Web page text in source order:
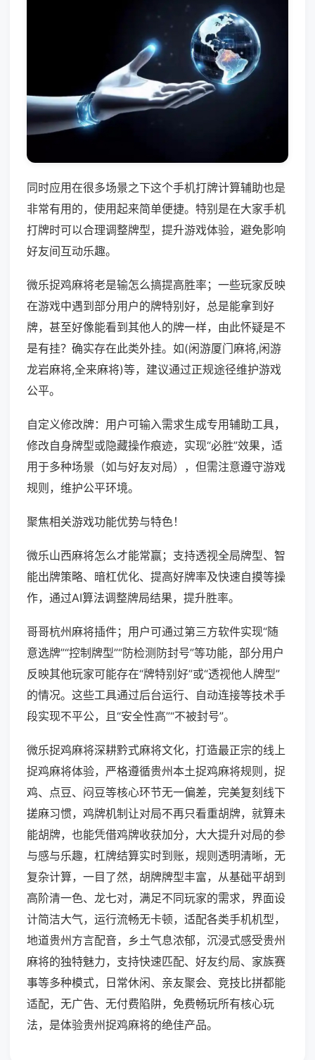
同时应用在很多场景之下这个手机打牌计算辅助也是
非常有用的，使用起来简单便捷。特别是在大家手机
打牌时可以合理调整牌型，提升游戏体验，避免影响
好友间互动乐趣。
微乐捉鸡麻将老是输怎么搞提高胜率；一些玩家反映
在游戏中遇到部分用户的牌特别好，总是能拿到好
牌，甚至好像能看到其他人的牌一样，由此怀疑是不
是有挂？确实存在此类外挂。如(闲游厦门麻将,闲游
龙岩麻将,全来麻将)等，建议通过正规途径维护游戏
公平。
自定义修改牌：用户可输入需求生成专用辅助工具，
修改自身牌型或隐藏操作痕迹，实现“必胜”效果，适
用于多种场景（如与好友对局），但需注意遵守游戏
规则，维护公平环境。
聚焦相关游戏功能优势与特色！
微乐山西麻将怎么才能常赢；支持透视全局牌型、智
能出牌策略、暗杠优化、提高好牌率及快速自摸等操
作，通过AI算法调整牌局结果，提升胜率。
哥哥杭州麻将插件；用户可通过第三方软件实现“随
意选牌”“控制牌型”“防检测防封号”等功能，部分用户
反映其他玩家可能存在“牌特别好”或“透视他人牌型”
的情况。这些工具通过后台运行、自动连接等技术手
段实现不平公，且“安全性高”“不被封号”。
微乐捉鸡麻将深耕黔式麻将文化，打造最正宗的线上
捉鸡麻将体验，严格遵循贵州本土捉鸡麻将规则，捉
鸡、点豆、闷豆等核心环节无一偏差，完美复刻线下
搓麻习惯，鸡牌机制让对局不再只看重胡牌，就算未
能胡牌，也能凭借鸡牌收获加分，大大提升对局的参
与感与乐趣，杠牌结算实时到账，规则透明清晰，无
复杂计算，一目了然，胡牌牌型丰富，从基础平胡到
高阶清一色、龙七对，满足不同玩家的需求，界面设
计简洁大气，运行流畅无卡顿，适配各类手机机型，
地道贵州方言配音，乡土气息浓郁，沉浸式感受贵州
麻将的独特魅力，支持快速匹配、好友约局、家族赛
事等多种模式，日常休闲、亲友聚会、竞技比拼都能
适配，无广告、无付费陷阱，免费畅玩所有核心玩
法，是体验贵州捉鸡麻将的绝佳产品。